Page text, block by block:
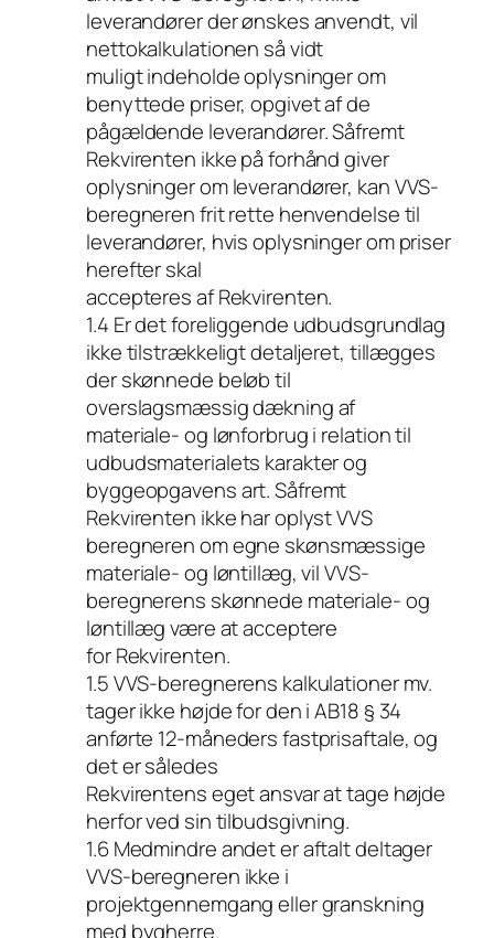
leverandører der ønskes anvendt, vil
nettokalkulationen så vidt
muligt indeholde oplysninger om
benyttede priser, opgivet af de
pågældende leverandører. Såfremt
Rekvirenten ikke på forhånd giver
oplysninger om leverandører, kan VVS-
beregneren frit rette henvendelse til
leverandører, hvis oplysninger om priser
herefter skal
accepteres af Rekvirenten.
1.4 Er det foreliggende udbudsgrundlag
ikke tilstrækkeligt detaljeret, tillægges
der skønnede beløb til
overslagsmæssig dækning af
materiale- og lønforbrug i relation til
udbudsmaterialets karakter og
byggeopgavens art. Såfremt
Rekvirenten ikke har oplyst VVS
beregneren om egne skønsmæssige
materiale- og løntillæg, vil VVS-
beregnerens skønnede materiale- og
løntillæg være at acceptere
for Rekvirenten.
1.5 VVS-beregnerens kalkulationer mv.
tager ikke højde for den i AB18 § 34
anførte 12-måneders fastprisaftale, og
det er således
Rekvirentens eget ansvar at tage højde
herfor ved sin tilbudsgivning.
1.6 Medmindre andet er aftalt deltager
VVS-beregneren ikke i
projektgennemgang eller granskning
med bygherre.